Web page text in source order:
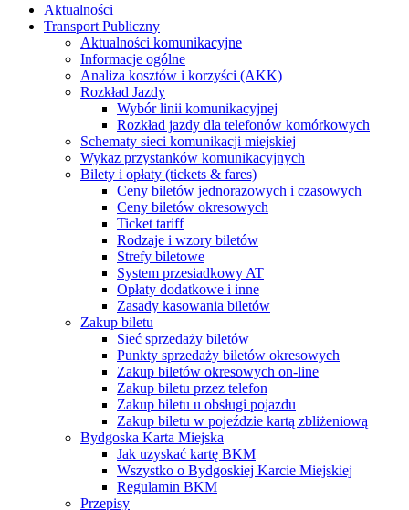
Aktualności
Transport Publiczny
Aktualności komunikacyjne
Informacje ogólne
Analiza kosztów i korzyści (AKK)
Rozkład Jazdy
Wybór linii komunikacyjnej
Rozkład jazdy dla telefonów komórkowych
Schematy sieci komunikacji miejskiej
Wykaz przystanków komunikacyjnych
Bilety i opłaty (tickets & fares)
Ceny biletów jednorazowych i czasowych
Ceny biletów okresowych
Ticket tariff
Rodzaje i wzory biletów
Strefy biletowe
System przesiadkowy AT
Opłaty dodatkowe i inne
Zasady kasowania biletów
Zakup biletu
Sieć sprzedaży biletów
Punkty sprzedaży biletów okresowych
Zakup biletów okresowych on-line
Zakup biletu przez telefon
Zakup biletu u obsługi pojazdu
Zakup biletu w pojeździe kartą zbliżeniową
Bydgoska Karta Miejska
Jak uzyskać kartę BKM
Wszystko o Bydgoskiej Karcie Miejskiej
Regulamin BKM
Przepisy